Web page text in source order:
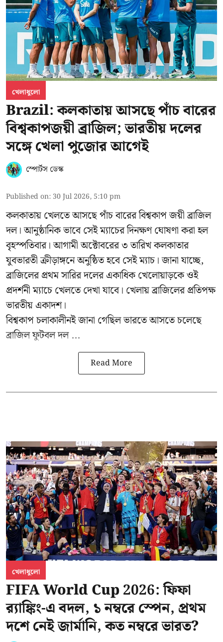
খেলাধুলো
Brazil: কলকাতায় আসছে পাঁচ বারের
বিশ্বকাপজয়ী ব্রাজিল; ভারতীয় দলের
সঙ্গে খেলা পুজোর আগেই
স্পোর্টস ডেস্ক
Published on: 30 Jul 2026, 5:10 pm
কলকাতায় খেলতে আসছে পাঁচ বারের বিশ্বকাপ জয়ী ব্রাজিল
দল। আনুষ্ঠানিক ভাবে সেই ম্যাচের দিনক্ষণ ঘোষণা করা হল
বৃহস্পতিবার। আগামী অক্টোবরের ৩ তারিখ কলকাতার
যুবভারতী ক্রীড়াঙ্গনে অনুষ্ঠিত হবে সেই ম্যাচ। জানা যাচ্ছে,
ব্রাজিলের প্রথম সারির দলের একাধিক খেলোয়াড়কে ওই
প্রদর্শনী ম্যাচে খেলতে দেখা যাবে। খেলায় ব্রাজিলের প্রতিপক্ষ
ভারতীয় একাদশ।
বিশ্বকাপ চলাকালীনই জানা গেছিল ভারতে আসতে চলেছে
ব্রাজিল ফুটবল দল ...
Read More
খেলাধুলো
FIFA World Cup 2026: ফিফা
র‍্যাঙ্কিং-এ বদল, ১ নম্বরে স্পেন, প্রথম
দশে নেই জার্মানি, কত নম্বরে ভারত?